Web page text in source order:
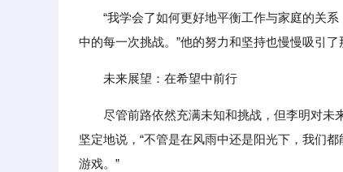
“我学会了如何更好地平衡工作与家庭的关
中的每一次挑战。”他的努力和坚持也慢慢吸引
未来展望：在希望中前行
尽管前路依然充满未知和挑战，但李明对未
坚定地说，“不管是在风雨中还是阳光下，我们
游戏。”